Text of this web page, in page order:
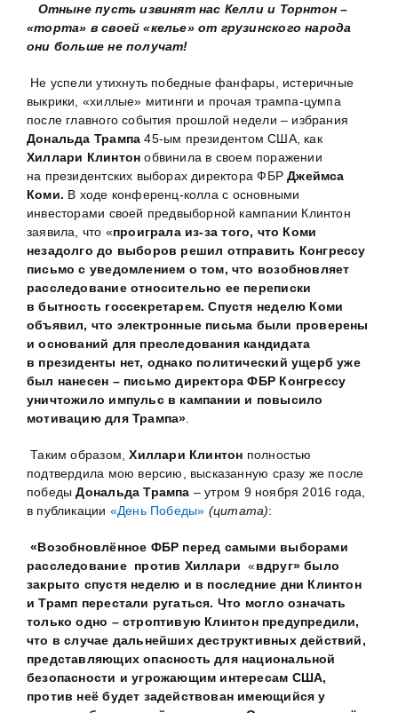
Отныне пусть извинят нас Келли и Торнтон –
«торта» в своей «келье» от грузинского народа
они больше не получат!
Не успели утихнуть победные фанфары, истеричные
выкрики, «хиллые» митинги и прочая трампа-цумпа
после главного события прошлой недели – избрания
Дональда Трампа 45-ым президентом США, как
Хиллари Клинтон обвинила в своем поражении
на президентских выборах директора ФБРДжеймса
Коми. В ходе конференц-колла с основными
инвесторами своей предвыборной кампании Клинтон
заявила, что «проиграла из-за того, что Коми
незадолго до выборов решил отправить Конгрессу
письмо с уведомлением о том, что возобновляет
расследование относительно ее переписки
в бытность госсекретарем. Спустя неделю Коми
объявил, что электронные письма были проверены
и оснований для преследования кандидата
в президенты нет, однако политический ущерб уже
был нанесен – письмо директора ФБР Конгрессу
уничтожило импульс в кампании и повысило
мотивацию для Трампа»
Таким образом,Хиллари Клинтон полностью
подтвердила мою версию, высказанную сразу же после
победыДональда Трампа – утром 9 ноября 2016 года,
в публикации «День Победы» (цитата):
«Возобновлённое ФБР перед самыми выборами
расследование против Хиллари «вдруг» было
закрыто спустя неделю и в последние дни Клинтон
и Трамп перестали ругаться. Что могло означать
только одно – строптивую Клинтон предупредили,
что в случае дальнейших деструктивных действий,
представляющих опасность для национальной
безопасности и угрожающим интересам США,
против неё будет задействован имеющийся у